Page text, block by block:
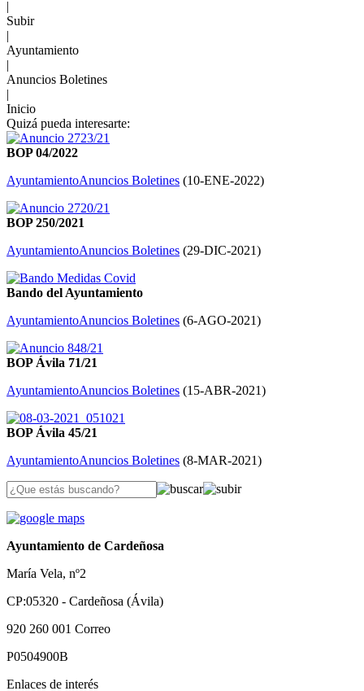
|
Subir
|
Ayuntamiento
|
Anuncios Boletines
|
Inicio
Quizá pueda interesarte:
BOP 04/2022
AyuntamientoAnuncios Boletines (10-ENE-2022)
BOP 250/2021
AyuntamientoAnuncios Boletines (29-DIC-2021)
Bando del Ayuntamiento
AyuntamientoAnuncios Boletines (6-AGO-2021)
BOP Ávila 71/21
AyuntamientoAnuncios Boletines (15-ABR-2021)
BOP Ávila 45/21
AyuntamientoAnuncios Boletines (8-MAR-2021)
Ayuntamiento de Cardeñosa
María Vela, nº2
CP:05320 - Cardeñosa (Ávila)
920 260 001 Correo
P0504900B
Enlaces de interés